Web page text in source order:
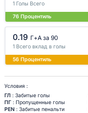
1 Голы Всего
76 Процентиль
0.19 Г+A за 90
1 Всего вклад в голы
56 Процентиль
Условия :
ГЛ : Забитые голы
ПГ: Пропущенные голы
PEN: Забитые пенальти